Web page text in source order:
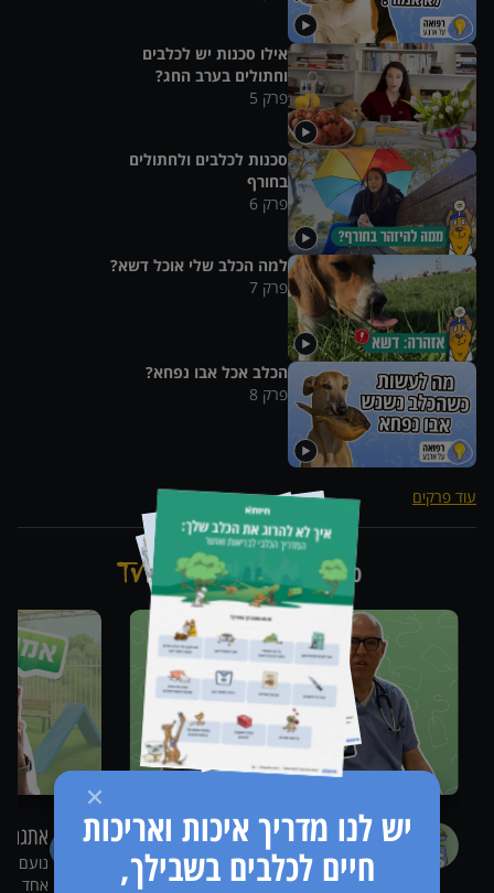
יש לנו מדריך איכות ואריכות
חיים לכלבים בשבילך,
אילו סכנות יש לכלבים
וחתולים בערב החג?
פרק 5
סכנות לכלבים ולחתולים
בחורף
פרק6
למה הכלב שלי אוכל דשא?
פרק7
הכלב אכל אבו נפחא?
פרק8
עוד פרקים
סדרות נוספות מבית
זול vs יקר
בהרבה בעיות בריאות של כלבים וחתולים
אפשר לטפל בזול- או אפשר לטפל טוב. אלה
נועם
אחד